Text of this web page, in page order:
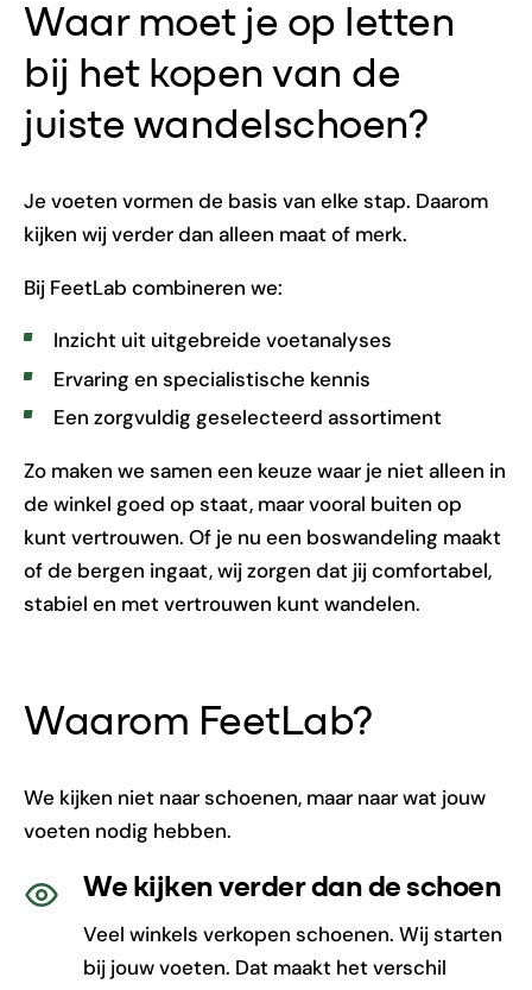
Waar moet je op letten
bij het kopen van de
juiste wandelschoen?
Je voeten vormen de basis van elke stap. Daarom
kijken wij verder dan alleen maat of merk.
Bij FeetLab combineren we:
Inzicht uit uitgebreide voetanalyses
Ervaring en specialistische kennis
Een zorgvuldig geselecteerd assortiment
Zo maken we samen een keuze waar je niet alleen in
de winkel goed op staat, maar vooral buiten op
kunt vertrouwen. Of je nu een boswandeling maakt
of de bergen ingaat, wij zorgen dat jij comfortabel,
stabiel en met vertrouwen kunt wandelen.
Waarom FeetLab?
We kijken niet naar schoenen, maar naar wat jouw
voeten nodig hebben.
We kijken verder dan de schoen
Veel winkels verkopen schoenen. Wij starten
bij jouw voeten. Dat maakt het verschil